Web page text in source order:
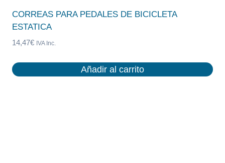
CORREAS PARA PEDALES DE BICICLETA
ESTATICA
14,47€ IVA Inc.
Añadir al carrito